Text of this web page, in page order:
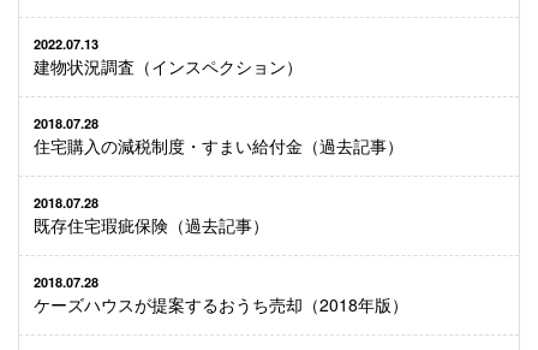
2022.07.13
建物状況調査（インスペクション）
2018.07.28
住宅購入の減税制度・すまい給付金（過去記事）
2018.07.28
既存住宅瑕疵保険（過去記事）
2018.07.28
ケーズハウスが提案するおうち売却（2018年版）